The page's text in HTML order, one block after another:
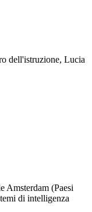
dell'istruzione, Lucia
Amsterdam (Paesi
di intelligenza